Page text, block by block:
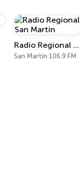
Radio Regional San Martin
San Martín 106.9 FM